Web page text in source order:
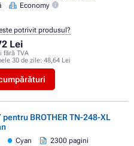
Economy
Lei
fără TVA
30 de zile: 48,64 Lei
potrivit produsul?
pentru BROTHER TN-248-XL
Cyan
2300 pagini